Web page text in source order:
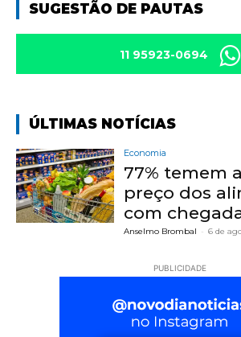
SUGESTÃO DE PAUTAS
11 95923-0694
ÚLTIMAS NOTÍCIAS
Economia
77% temem
preço dos
com
Anselmo Brombal - 6 de
PUBLICIDADE